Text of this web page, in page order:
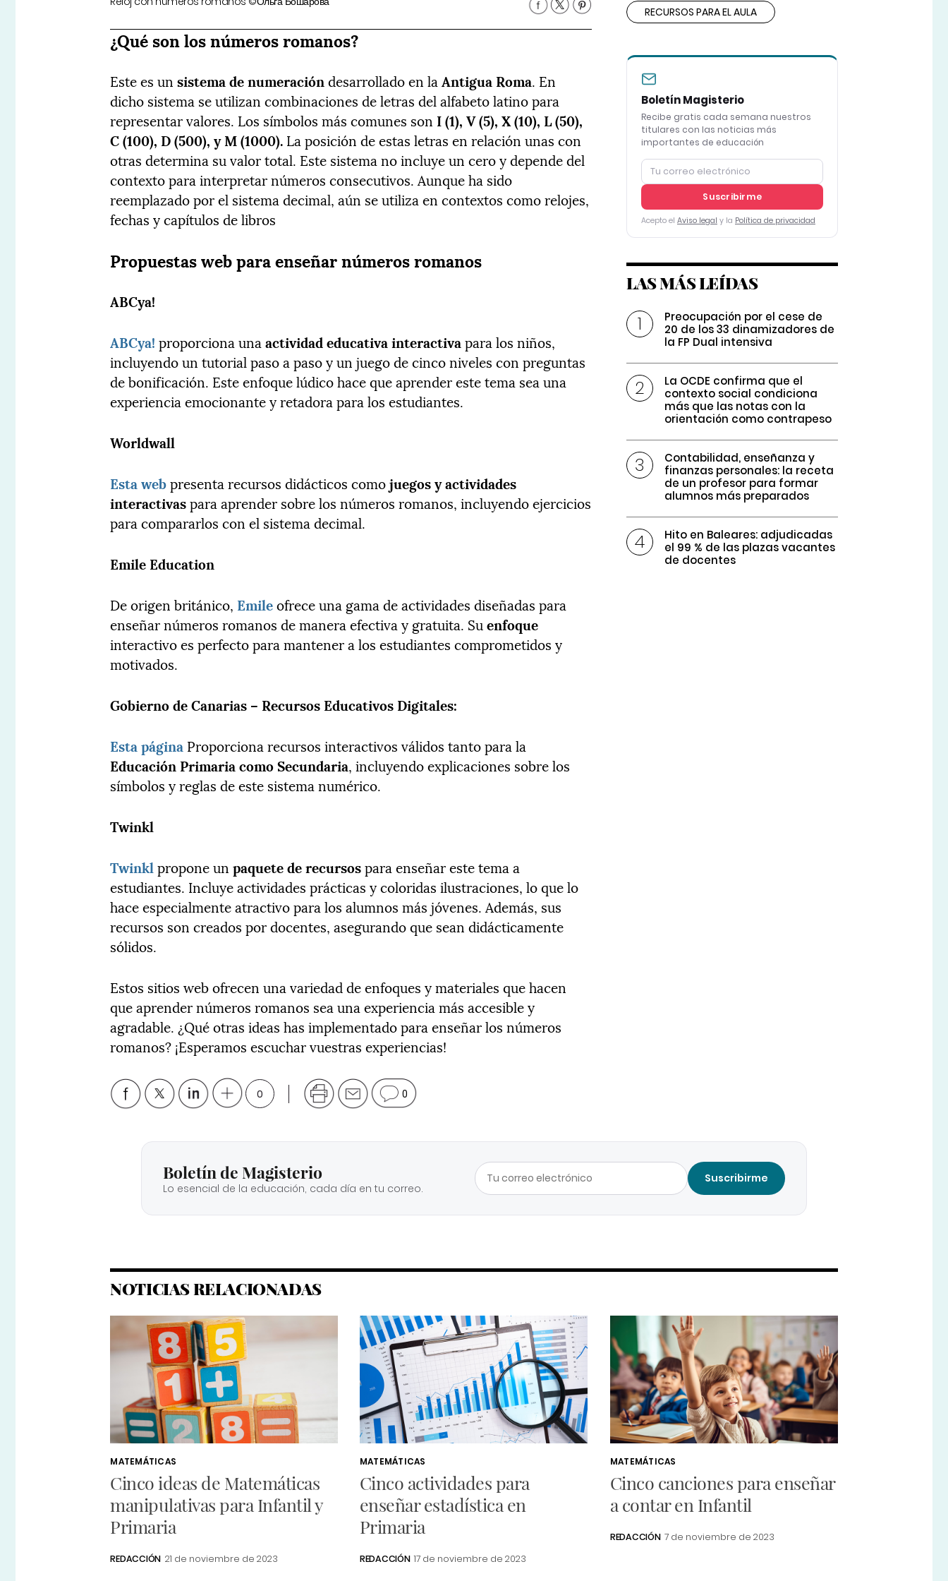
¿Qué son los números romanos?
Este es unsistema de numeracióndesarrollado en laAntigua Roma. En
dicho sistema se utilizan combinaciones de letras del alfabeto latino para
representar valores. Los símbolos más comunes son I (1), V (5), X (10), L (50),
C (100), D (500), y M (1000). La posición de estas letras en relación unas con
otras determina su valor total. Este sistema no incluye un cero y depende del
contexto para interpretar números consecutivos. Aunque ha sido
reemplazado por el sistema decimal, aún se utiliza en contextos como relojes,
fechas y capítulos de libros
Propuestas web para enseñar números romanos
ABCya!
ABCya! proporciona unaactividad educativa interactivapara los niños,
incluyendo un tutorial paso a paso y un juego de cinco niveles con preguntas
de bonificación. Este enfoque lúdico hace que aprender este tema sea una
experiencia emocionante y retadora para los estudiantes​​.
Worldwall
Esta webpresenta recursos didácticos comojuegos y actividades
interactivaspara aprender sobre los números romanos, incluyendo ejercicios
para compararlos con el sistema decima​l.
Emile Education
De origen británico, Emileofrece una gama de actividades diseñadas para
enseñar números romanos de manera efectiva y gratuita. Suenfoque
interactivo es perfecto para mantener a los estudiantes comprometidos y
motivados​​.
Gobierno de Canarias – Recursos Educativos Digitales:
Esta página Proporciona recursos interactivos válidos tanto para la
Educación Primaria como Secundaria, incluyendo explicaciones sobre los
símbolos y reglas de este sistema numérico.
Twinkl
Twinklpropone unpaquete de recursospara enseñar este tema a
estudiantes. Incluye actividades prácticas y coloridas ilustraciones, lo que lo
hace especialmente atractivo para los alumnos más jóvenes. Además, sus
recursos son creados por docentes, asegurando que sean didácticamente
sólidos​​.
Estos sitios web ofrecen una variedad de enfoques y materiales que hacen
que aprender números romanos sea una experiencia más accesible y
agradable. ¿Qué otras ideas has implementado para enseñar los números
romanos? ¡Esperamos escuchar vuestras experiencias!
0 0
RECURSOS PARA EL AULA
Boletín Magisterio
Recibe gratis cada semana nuestros
titulares con las noticias más
importantes de educación
Suscribirme
Acepto el Aviso legal y la Política de privacidad
LAS MÁS LEÍDAS
Preocupación por el cese de
20 de los 33 dinamizadores de
la FP Dual intensiva
La OCDE confirma que el
contexto social condiciona
más que las notas con la
orientación como contrapeso
Contabilidad, enseñanza y
finanzas personales: la receta
de un profesor para formar
alumnos más preparados
Hito en Baleares: adjudicadas
el 99 % de las plazas vacantes
de docentes
Boletín de Magisterio
Lo esencial de la educación, cada día en tu correo.
Suscribirme
NOTICIAS RELACIONADAS
MATEMÁTICAS
Cinco ideas de Matemáticas
manipulativas para Infantil y
Primaria
REDACCIÓN 21 de noviembre de 2023
MATEMÁTICAS
Cinco actividades para
enseñar estadística en
Primaria
REDACCIÓN 17 de noviembre de 2023
MATEMÁTICAS
Cinco canciones para enseñar
a contar en Infantil
REDACCIÓN 7 de noviembre de 2023